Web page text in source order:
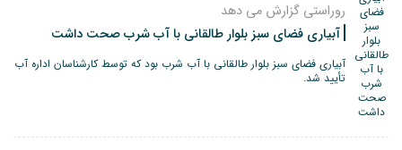
روراستی گزارش می دهد
آبیاری فضای سبز بلوار طالقانی با آب شرب صحت داشت
آبیاری فضای سبز بلوار طالقانی با آب شرب بود که توسط کارشناسان اداره آب
تأیید شد.